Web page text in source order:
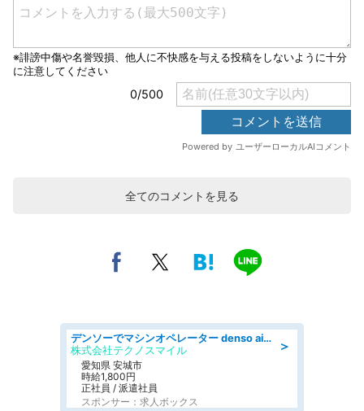
全てのコメントを見る
＞
デンソーでマシンオペレーター denso aichi
株式会社テクノスマイル
愛知県 安城市
時給1,800円
正社員 / 派遣社員
スポンサー：求人ボックス